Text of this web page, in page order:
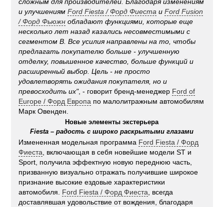
и улучшениямFord Fiesta /Форд Фиеста иFord Fusion
/Форд Фьюжн обладают функциями, которые еще
несколько лет назад казались несовместимыми с
сегментом В. Все усилия направлены на то, чтобы
предлагать покупателю больше - улучшенную
отделку, повышенное качество, больше функций и
расширенный выбор. Цель - не просто
удовлетворять ожидания покупателя, но и
превосходить их", - говорит бренд-менеджер Ford of
Europe / Форд Европа по малолитражным автомобилям
Марк Овенден.
Новые элементы экстерьера
Fiesta – радость с широко раскрытыми глазами
Измененная модельная программа Ford Fiesta / Форд
Фиеста , включающая в себя новейшие модели ST и
Sport, получила эффектную новую переднюю часть,
призванную визуально отражать получившие широкое
признание высокие ездовые характеристики
автомобиля. Ford Fiesta / Форд Фиеста , всегда
доставлявшая удовольствие от вождения, благодаря